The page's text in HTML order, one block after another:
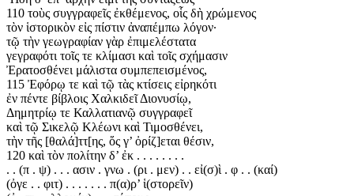
110 τοὺς συγγραφεῖς ἐκθέμενος, οἷς δὴ χρώμενος
τὸν ἱστορικὸν εἰς πίστιν ἀναπέμπω λόγον·
τῷ τὴν γεωγραφίαν γὰρ ἐπιμελέστατα
γεγραφότι τοῖς τε κλίμασι καὶ τοῖς σχήμασιν
Ἐρατοσθένει μάλιστα συμπεπεισμένος,
115 Ἐφόρῳ τε καὶ τῷ τὰς κτίσεις εἰρηκότι
ἐν πέντε βίβλοις Χαλκιδεῖ Διονυσίῳ,
Δημητρίῳ τε Καλλατιανῷ συγγραφεῖ
καὶ τῷ Σικελῷ Κλέωνι καὶ Τιμοσθένει,
τὴν τῆς [θαλά]ττ[ης, ὅς γ’ ὀρίζ]εται θέσιν,
120 καὶ τὸν πολίτην δ’ ἐκ . . . . . . . .
. . (π . ψ) . . . ασιν . γνω . (ρι . μεν) . . εἰ(σ)ὶ . φ . . (καί)
(ὀγε . . φιτ) . . . . . . . π(α)ρ’ ἱ(στορεῖν)